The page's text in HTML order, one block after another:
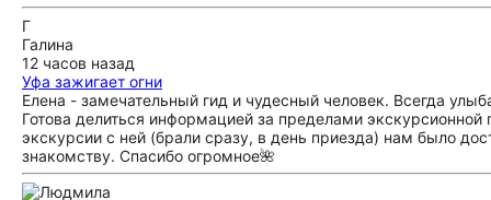
Г
Галина
12 часов назад
Уфа зажигает огни
Елена - замечательный гид и чудесный человек. Всегда
Готова делиться информацией за пределами
экскурсии с ней (брали сразу, в день приезда) нам было
знакомству. Спасибо огромное🌺